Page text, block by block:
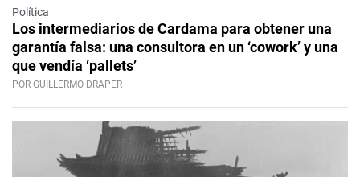
Política
Los intermediarios de Cardama para obtener una
garantía falsa: una consultora en un ‘cowork’ y una
que vendía ‘pallets’
POR GUILLERMO DRAPER